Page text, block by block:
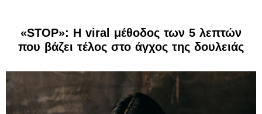
o
o
-
t
e
r
a
g
r
m
«STOP»: Η viral μέθοδος των 5 λεπτών
που βάζει τέλος στο άγχος της δουλειάς